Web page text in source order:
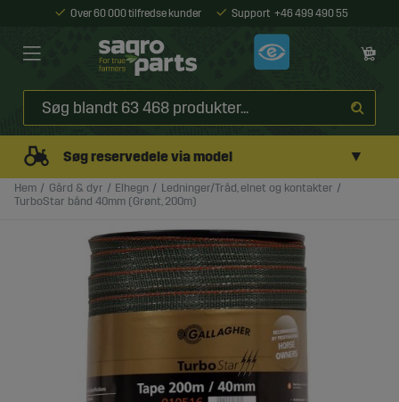
Over 60 000 tilfredse kunder Support +46 499 490 55
Søg reservedele via model ▼
Hem Gård & dyr Elhegn
Ledninger/Tråd, elnet og kontakter
TurboStar bånd 40mm (Grønt, 200m)